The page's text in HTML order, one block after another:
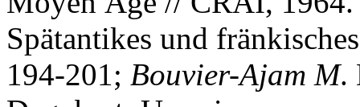
Spätantikes und
194-201; Bouvier-Ajam M.